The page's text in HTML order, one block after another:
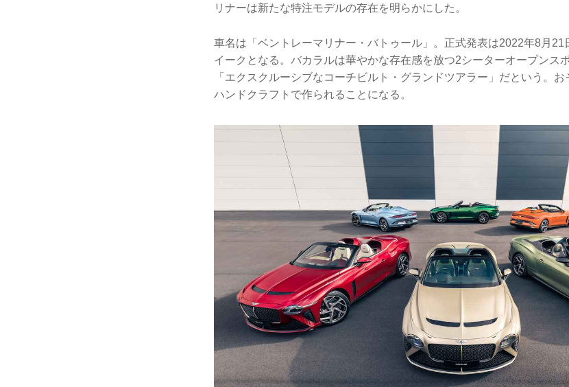
リナーは新たな特注モデルの存在を明らかにした。
車名は「ベントレーマリナー・バトゥール」。正式発表は2022年8月21
イークとなる。バカラルは華やかな存在感を放つ2シーターオープンス
「エクスクルーシブなコーチビルト・グランドツアラー」だという。
ハンドクラフトで作られることになる。